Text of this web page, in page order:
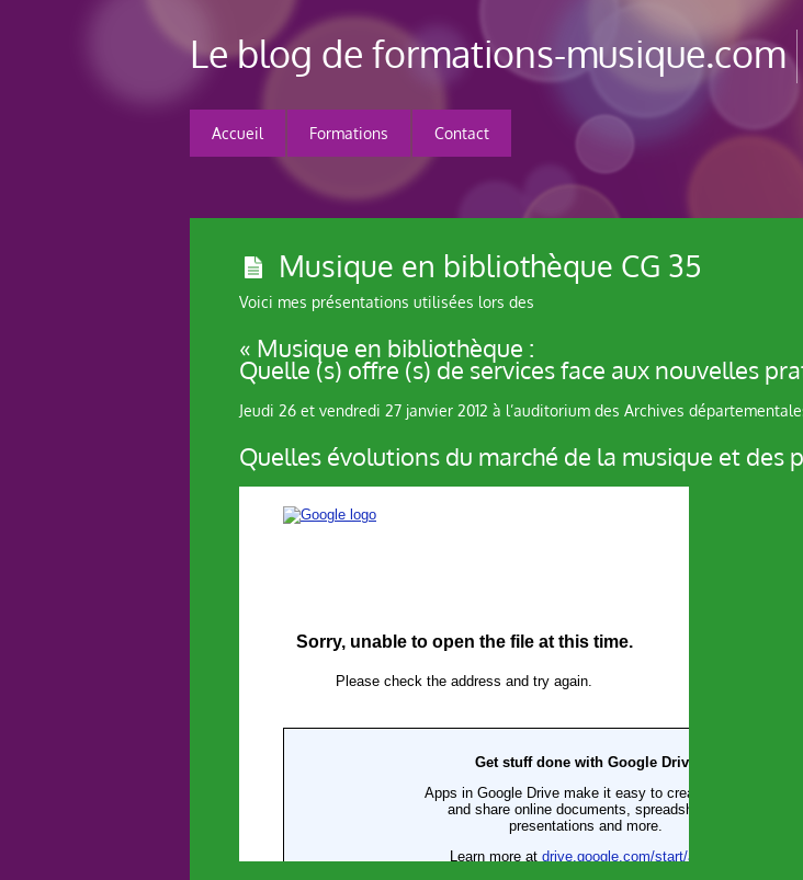
Le blog de formations-musique.com
Accueil Formations Contact
Musique en bibliothèque CG 35
Voici mes présentations utilisées lors des
« Musique en bibliothèque :
Quelle (s) offre (s) de services face aux nouvelles
Jeudi 26 et vendredi 27 janvier 2012 à l’auditorium des Archives
Quelles évolutions du marché de la musique et des